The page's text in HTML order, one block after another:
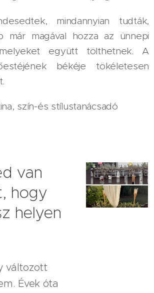
mindannyian tudták,
már magával hozza az ünnepi
együtt tölthetnek. A
békéje tökéletesen
szín-és stílustanácsadó
van
hogy
helyen
változott
Évek óta